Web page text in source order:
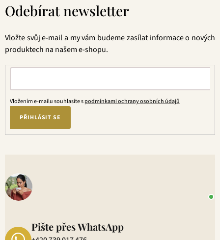
Odebírat newsletter
Vložte svůj e-mail a my vám budeme zasílat informace o nových
produktech na našem e-shopu.
Vložením e-mailu souhlasíte spodmínkami ochrany osobních údajů
PŘIHLÁSIT SE
Pište přes WhatsApp